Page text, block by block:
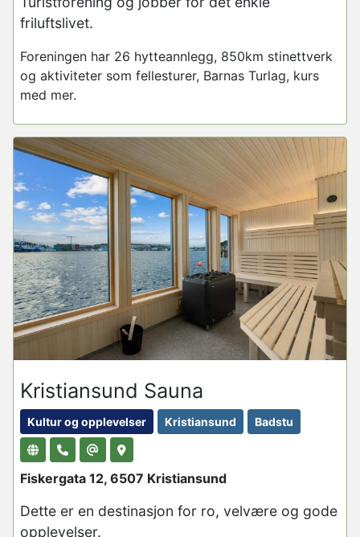
friluftslivet.
Foreningen har 26 hytteannlegg, 850km stinettverk
og aktiviteter som fellesturer, Barnas Turlag, kurs
med mer.
Kristiansund Sauna
Kultur og opplevelser Kristiansund Badstu
Fiskergata 12, 6507 Kristiansund
Dette er en destinasjon for ro, velvære og gode
opplevelser.